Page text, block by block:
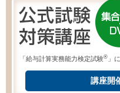
「給与計算実務能力検定試験® 」
講座開